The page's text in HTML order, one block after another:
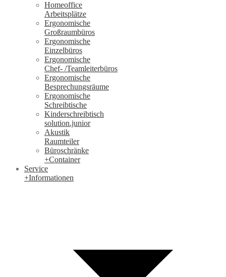
Homeoffice
Arbeitsplätze
Ergonomische
Großraumbüros
Ergonomische
Einzelbüros
Ergonomische
Chef- /Teamleiterbüros
Ergonomische
Besprechungsräume
Ergonomische
Schreibtische
Kinderschreibtisch
solution.junior
Akustik
Raumteiler
Büroschränke
+Container
Service
+Informationen